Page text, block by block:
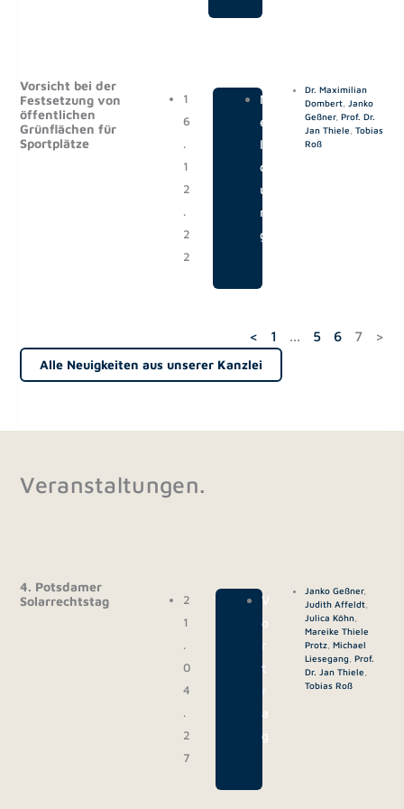
Vorsicht bei der
Festsetzung von
öffentlichen
Grünflächen für
Sportplätze
1
6
.
1
2
.
2
2
M
e
l
d
u
n
g
Dr. Maximilian
Dombert,
Janko
Geßner, Prof. Dr.
Jan Thiele Tobias
Roß
< 1 ... 5 6 7 >
Alle Neuigkeiten aus unserer Kanzlei
Veranstaltungen.
4. Potsdamer
Solarrechtstag
2
1
.
0
4
.
2
7
V
o
r
t
r
a
g
Janko Geßner,
Judith Affeldt,
Julica Köhn,
Mareike Thiele
Protz, Michael
Liesegang Prof.
Dr. Jan Thiele
Tobias Roß